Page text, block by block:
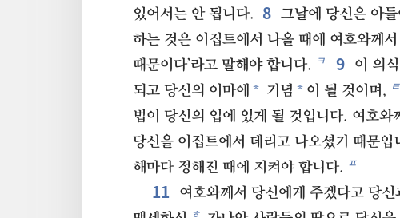
있어서는 안 됩니다.
8 그날에 당신은 아들
하는 것은 이집트에서 나올 때에 여호와께
때문이다’라고 말해야 합니다. ㅋ 9
이 의
되고 당신의 이마에 * 기념 * 이 될 것이며, ㅌ
법이 당신의 입에 있게 될 것입니다. 여호와
당신을 이집트에서 데리고 나오셨기 때문입
해마다 정해진 때에 지켜야 합니다. ㅍ
11
여호와께서 당신에게 주겠다고 당신
ㅎ